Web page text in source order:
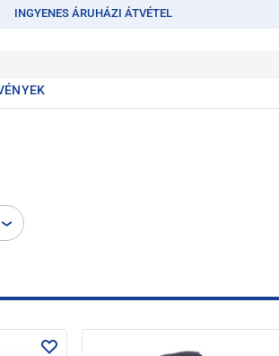
INGYENES ÁRUHÁZI ÁTVÉTEL